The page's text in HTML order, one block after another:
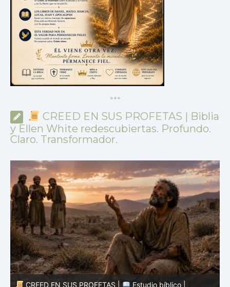
***
CREED EN SUS PROFETAS | Biblia
y Ellen White redescubiertas. Profundo.
Claro. Transformador.
CREED EN SUS PROFETAS |
Estudio bíblico |
25.07.2026 |
Job |
Cap.29 – El recuerdo de tiempos